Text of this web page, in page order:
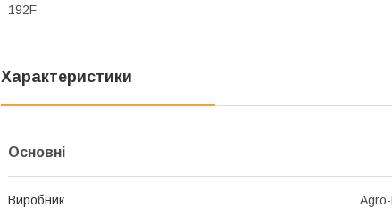
192F
Характеристики
Основні
Виробник